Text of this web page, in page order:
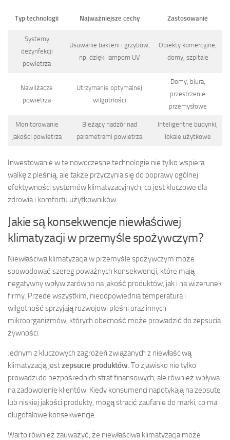
Typ technologii Najważniejsze cechy Zastosowanie
Systemy
dezynfekcji
powietrza
Usuwanie bakterii i grzybów,
np. dzięki lampom UV
Obiekty komercyjne,
domy, szpitale
Nawilżacze
powietrza
Utrzymanie optymalnej
wilgotności
Domy, biura,
przestrzenie
przemysłowe
Monitorowanie
jakości powietrza
Bieżący nadzór nad
parametrami powietrza
Inteligentne budynki,
lokale użytkowe
Inwestowanie w te nowoczesne technologie nie tylko wspiera
walkę z pleśnią, ale także przyczynia się do poprawy ogólnej
efektywności systemów klimatyzacyjnych, co jest kluczowe dla
zdrowia i komfortu użytkowników.
Jakie są konsekwencje niewłaściwej
klimatyzacji w przemyśle spożywczym?
Niewłaściwa klimatyzacja w przemyśle spożywczym może
spowodować szereg poważnych konsekwencji, które mają
negatywny wpływ zarówno na jakość produktów, jak i na wizerunek
firmy. Przede wszystkim, nieodpowiednia temperatura i
wilgotność sprzyjają rozwojowi pleśni oraz innych
mikroorganizmów, których obecność może prowadzić do zepsucia
żywności.
Jednym z kluczowych zagrożeń związanych z niewłaściwą
klimatyzacją jestzepsucie produktów. To zjawisko nie tylko
prowadzi do bezpośrednich strat finansowych, ale również wpływa
na zadowolenie klientów. Kiedy konsumenci napotykają na zepsute
lub niskiej jakości produkty, mogą stracić zaufanie do marki, co ma
długofalowe konsekwencje.
Warto również zauważyć, że niewłaściwa klimatyzacja może